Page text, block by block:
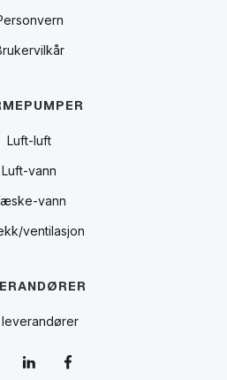
Luft-luft
Luft-vann
vann
ventilasjon
leverandører